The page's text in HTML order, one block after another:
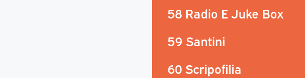
58 Radio E Juke Box
59 Santini
60 Scripofilia